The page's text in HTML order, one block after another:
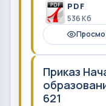
PDF
536 Кб
Приказ
621